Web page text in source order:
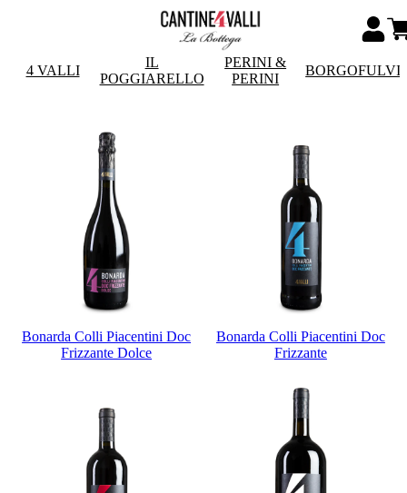
4 VALLI
IL
POGGIARELLO
PERINI &
PERINI
Bonarda Colli Piacentini Doc
Frizzante Dolce
Bonarda Colli Piacentini Doc
Frizzante